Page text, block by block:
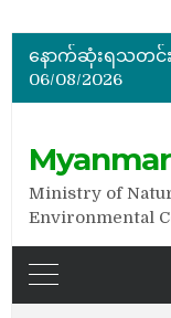
နောက်ဆုံးရသတင်းမ
06/08/2026
Ministry of
Environmental